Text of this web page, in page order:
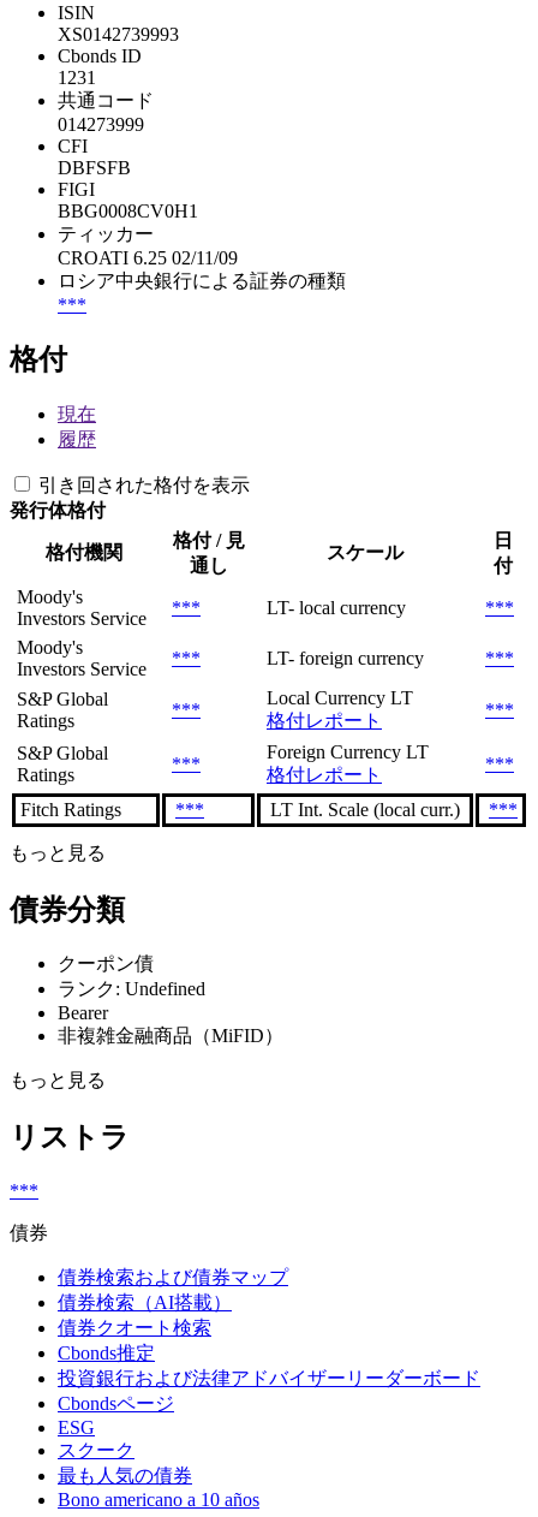
ISIN
XS0142739993
Cbonds ID
1231
共通コード
014273999
CFI
DBFSFB
FIGI
BBG0008CV0H1
ティッカー
CROATI 6.25 02/11/09
ロシア中央銀行による証券の種類
***
格付
現在
履歴
引き回された格付を表示
発行体格付
格付機関
格付 / 見
通し
スケール
日
付
Moody's
Investors Service
*** LT- local currency
***
Moody's
Investors Service
*** LT- foreign currency
***
S&P Global
Ratings
***
Local Currency LT
格付レポート
***
S&P Global
Ratings
***
Foreign Currency LT
格付レポート
***
Fitch Ratings *** LT Int. Scale (local curr.) ***
もっと見る
債券分類
クーポン債
ランク: Undefined
Bearer
非複雑金融商品（MiFID）
もっと見る
リストラ
***
債券
債券検索および債券マップ
債券検索（AI搭載）
債券クオート検索
Cbonds推定
投資銀行および法律アドバイザーリーダーボード
Cbondsページ
ESG
スクーク
最も人気の債券
Bono americano a 10 años